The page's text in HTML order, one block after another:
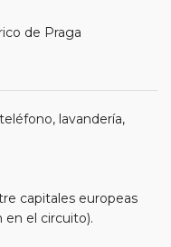
de Praga
lavandería,
capitales europeas
el circuito).